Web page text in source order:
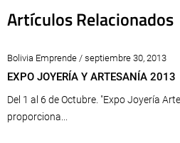
Artículos Relacionados
Bolivia Emprende / septiembre 30, 2013
EXPO JOYERÍA Y ARTESANÍA 2013
Del 1 al 6 de Octubre. "Expo Joyería
proporciona...